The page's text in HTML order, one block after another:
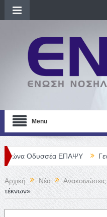
Menu
ΕΠΑΨΥ Γενική
Αρχική Νέα Ανακοινώσεις
τέκνων»